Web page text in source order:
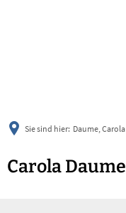
Sie sind hier: Daume, Carola
Carola Daume